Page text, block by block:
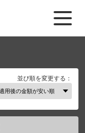
並び順を変更する：